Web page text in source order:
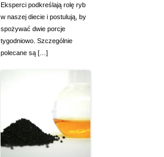
Eksperci podkreślają rolę ryb
w naszej diecie i postulują, by
spożywać dwie porcje
tygodniowo. Szczególnie
polecane są […]